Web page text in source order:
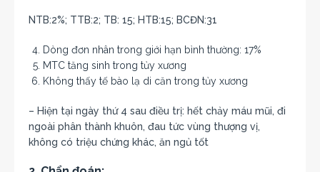
NTB:2%; TTB:2; TB: 15; HTB:15; BCĐN:31
Dòng đơn nhân trong giới hạn bình thường: 17%
MTC tăng sinh trong tủy xương
Không thấy tế bào lạ di căn trong tủy xương
– Hiện tại ngày thứ 4 sau điều trị: hết chảy máu mũi, đi
ngoài phân thành khuôn, đau tức vùng thượng vị,
không có triệu chứng khác, ăn ngủ tốt